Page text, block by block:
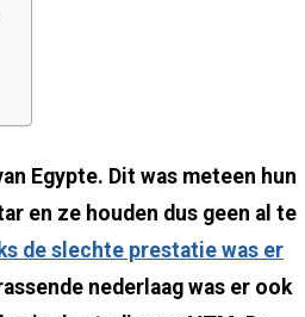
Egypte. Dit was meteen hun
en ze houden dus geen al te
de slechte prestatie was er
nederlaag was er ook